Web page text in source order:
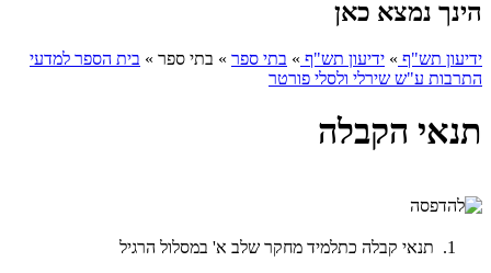
הינך נמצא כאן
ידיעון תש"ף » ידיעון תש"ף » בתי ספר » בתי ספר » בית הספר למדעי
התרבות ע"ש שירלי ולסלי פורטר
תנאי הקבלה
תנאי קבלה כתלמיד מחקר שלב א' במסלול הרגיל